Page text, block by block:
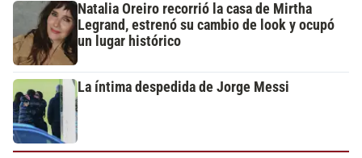
Natalia Oreiro recorrió la casa de Mirtha
Legrand, estrenó su cambio de look y ocupó
un lugar histórico
La íntima despedida de Jorge Messi